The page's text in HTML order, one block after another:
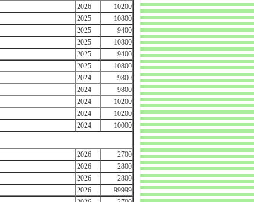
2026
10200
2025
10800
2025
9400
2025
10800
2025
9400
2025
10800
2024
9800
2024
9800
2024
10200
2024
10200
2024
10000
2026
2700
2026
2800
2026
2800
2026
99999